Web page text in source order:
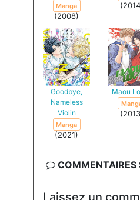
Manga
(2008)
Goodbye,
Nameless
Violin
Manga
(2021)
Maou
COMMENTAIRES